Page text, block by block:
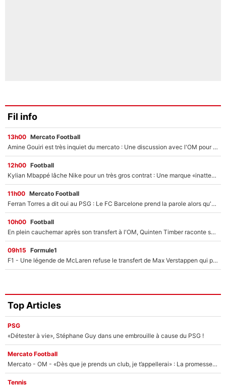
Fil info
13h00 Mercato Football
Amine Gouiri est très inquiet du mercato : Une discussion avec l'OM pour acter son transfert !
12h00 Football
Kylian Mbappé lâche Nike pour un très gros contrat : Une marque «inattendue» va frapper très fort
11h00 Mercato Football
Ferran Torres a dit oui au PSG : Le FC Barcelone prend la parole alors qu'un transfert de l'attaquant espagnol prend forme
10h00 Football
En plein cauchemar après son transfert à l'OM, Quinten Timber raconte ses doutes après sa signature à Marseille
09h15 Formule1
F1 - Une légende de McLaren refuse le transfert de Max Verstappen qui pourrait «faire des vagues» et plomber l'ambiance dans l'équipe
Top Articles
PSG
«Détester à vie», Stéphane Guy dans une embrouille à cause du PSG !
Mercato Football
Mercato - OM - «Dès que je prends un club, je t’appellerai» : La promesse de Marcelino au moment de claquer la porte
Tennis